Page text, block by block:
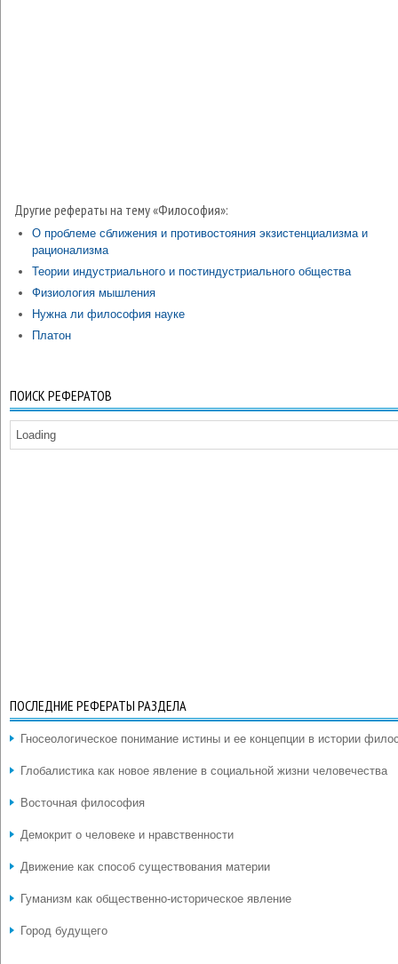
Другие рефераты на тему «Философия»:
О проблеме сближения и противостояния экзистенциализма и
рационализма
Теории индустриального и постиндустриального общества
Физиология мышления
Нужна ли философия науке
Платон
ПОИСК РЕФЕРАТОВ
Loading
ПОСЛЕДНИЕ РЕФЕРАТЫ РАЗДЕЛА
Гносеологическое понимание истины и ее концепции в истории
Глобалистика как новое явление в социальной жизни человечества
Восточная философия
Демокрит о человеке и нравственности
Движение как способ существования материи
Гуманизм как общественно-историческое явление
Город будущего